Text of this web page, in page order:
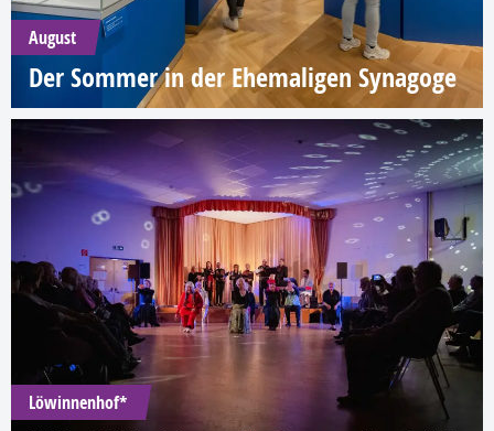
August
Der Sommer in der Ehemaligen Synagoge
Löwinnenhof*